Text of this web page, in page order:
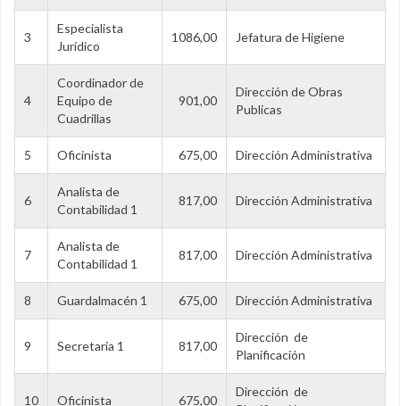
3
Especialista
Jurídico
1086,00 Jefatura de Higiene
4
Coordinador de
Equipo de
Cuadrillas
901,00
Dirección de Obras
Publicas
5 Oficinista 675,00 Dirección Administrativa
6
Analista de
Contabilidad 1
817,00 Dirección Administrativa
7
Analista de
Contabilidad 1
817,00 Dirección Administrativa
8 Guardalmacén 1 675,00 Dirección Administrativa
9 Secretaria 1 817,00
Dirección de
Planificación
10 Oficinista 675,00
Dirección de